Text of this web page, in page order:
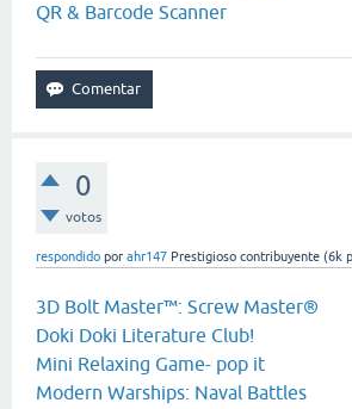
QR & Barcode Scanner
0
votos
respondido por ahr147 Prestigioso contribuyente (6k
3D Bolt Master™: Screw Master®
Doki Doki Literature Club!
Mini Relaxing Game- pop it
Modern Warships: Naval Battles